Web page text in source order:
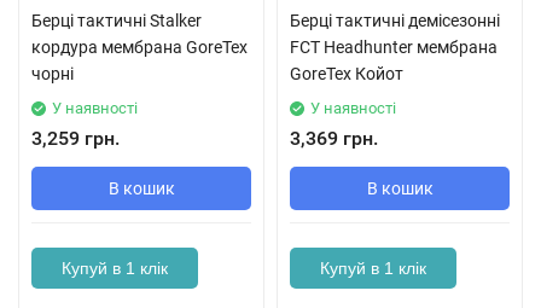
Берці тактичні Stalker
кордура мембрана GoreTex
чорні
У наявності
3,259 грн.
В кошик
Купуй в 1 клік
Берці тактичні демісезонні
FCT Headhunter мембрана
GoreTex Койот
У наявності
3,369 грн.
В кошик
Купуй в 1 клік